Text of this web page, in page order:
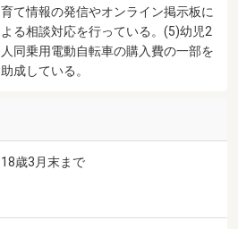
育て情報の発信やオンライン掲示板に
よる相談対応を行っている。(5)幼児2
人同乗用電動自転車の購入費の一部を
助成している。
18歳3月末まで